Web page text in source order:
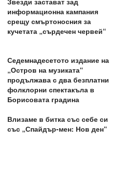
информационна кампания
срещу смъртоносния за
кучетата „сърдечен червей“
Седемнадесетото издание на
„Остров на музиката“
продължава с два безплатни
фолклорни спектакъла в
Борисовата градина
Влизаме в битка със себе си
със „Спайдър-мен: Нов ден“